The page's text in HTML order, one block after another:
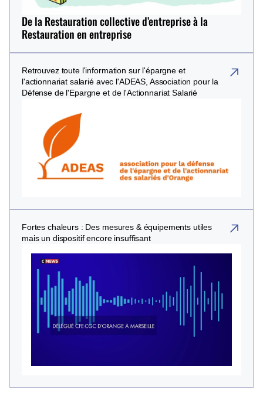
De la Restauration collective d’entreprise à la
Restauration en entreprise
Retrouvez toute l'information sur l'épargne et
l'actionnariat salarié avec l'ADEAS, Association pour la
Défense de l'Epargne et de l'Actionnariat Salarié
(nouvelle fenêtre)
Fortes chaleurs : Des mesures & équipements utiles
mais un dispositif encore insuffisant
(nouvelle fenêtre)